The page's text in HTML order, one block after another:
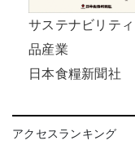
サステナビリテ
品産業
日本食糧新聞社
アクセスランキング